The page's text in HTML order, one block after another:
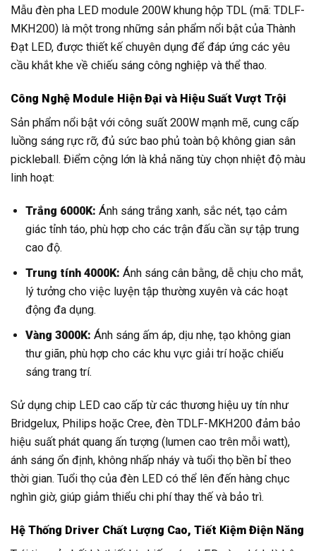
Mẫu đèn pha LED module 200W khung hộp TDL (mã: TDLF-
MKH200) là một trong những sản phẩm nổi bật của Thành
Đạt LED, được thiết kế chuyên dụng để đáp ứng các yêu
cầu khắt khe về chiếu sáng công nghiệp và thể thao.
Công Nghệ Module Hiện Đại và Hiệu Suất Vượt Trội
Sản phẩm nổi bật với công suất 200W mạnh mẽ, cung cấp
luồng sáng rực rỡ, đủ sức bao phủ toàn bộ không gian sân
pickleball. Điểm cộng lớn là khả năng tùy chọn nhiệt độ màu
linh hoạt:
Trắng 6000K: Ánh sáng trắng xanh, sắc nét, tạo cảm
giác tỉnh táo, phù hợp cho các trận đấu cần sự tập trung
cao độ.
Trung tính 4000K: Ánh sáng cân bằng, dễ chịu cho mắt,
lý tưởng cho việc luyện tập thường xuyên và các hoạt
động đa dụng.
Vàng 3000K: Ánh sáng ấm áp, dịu nhẹ, tạo không gian
thư giãn, phù hợp cho các khu vực giải trí hoặc chiếu
sáng trang trí.
Sử dụng chip LED cao cấp từ các thương hiệu uy tín như
Bridgelux, Philips hoặc Cree, đèn TDLF-MKH200 đảm bảo
hiệu suất phát quang ấn tượng (lumen cao trên mỗi watt),
ánh sáng ổn định, không nhấp nháy và tuổi thọ bền bỉ theo
thời gian. Tuổi thọ của đèn LED có thể lên đến hàng chục
nghìn giờ, giúp giảm thiểu chi phí thay thế và bảo trì.
Hệ Thống Driver Chất Lượng Cao, Tiết Kiệm Điện Năng